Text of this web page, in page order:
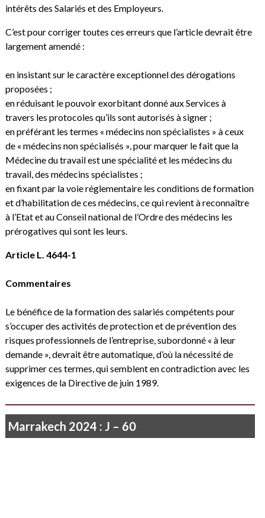
intérêts des Salariés et des Employeurs.
C’est pour corriger toutes ces erreurs que l’article devrait être
largement amendé :
en insistant sur le caractère exceptionnel des dérogations
proposées ;
en réduisant le pouvoir exorbitant donné aux Services à
travers les protocoles qu’ils sont autorisés à signer ;
en préférant les termes « médecins non spécialistes » à ceux
de « médecins non spécialisés », pour marquer le fait que la
Médecine du travail est une spécialité et les médecins du
travail, des médecins spécialistes ;
en fixant par la voie réglementaire les conditions de formation
et d’habilitation de ces médecins, ce qui revient à reconnaître
à l’Etat et au Conseil national de l’Ordre des médecins les
prérogatives qui sont les leurs.
Article L. 4644-1
Commentaires
Le bénéfice de la formation des salariés compétents pour
s’occuper des activités de protection et de prévention des
risques professionnels de l’entreprise, subordonné « à leur
demande », devrait être automatique, d’où la nécessité de
supprimer ces termes, qui semblent en contradiction avec les
exigences de la Directive de juin 1989.
Marrakech 2024 : J – 60